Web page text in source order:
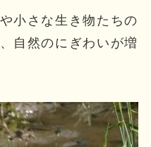
小さな生き物たちの
自然のにぎわいが増